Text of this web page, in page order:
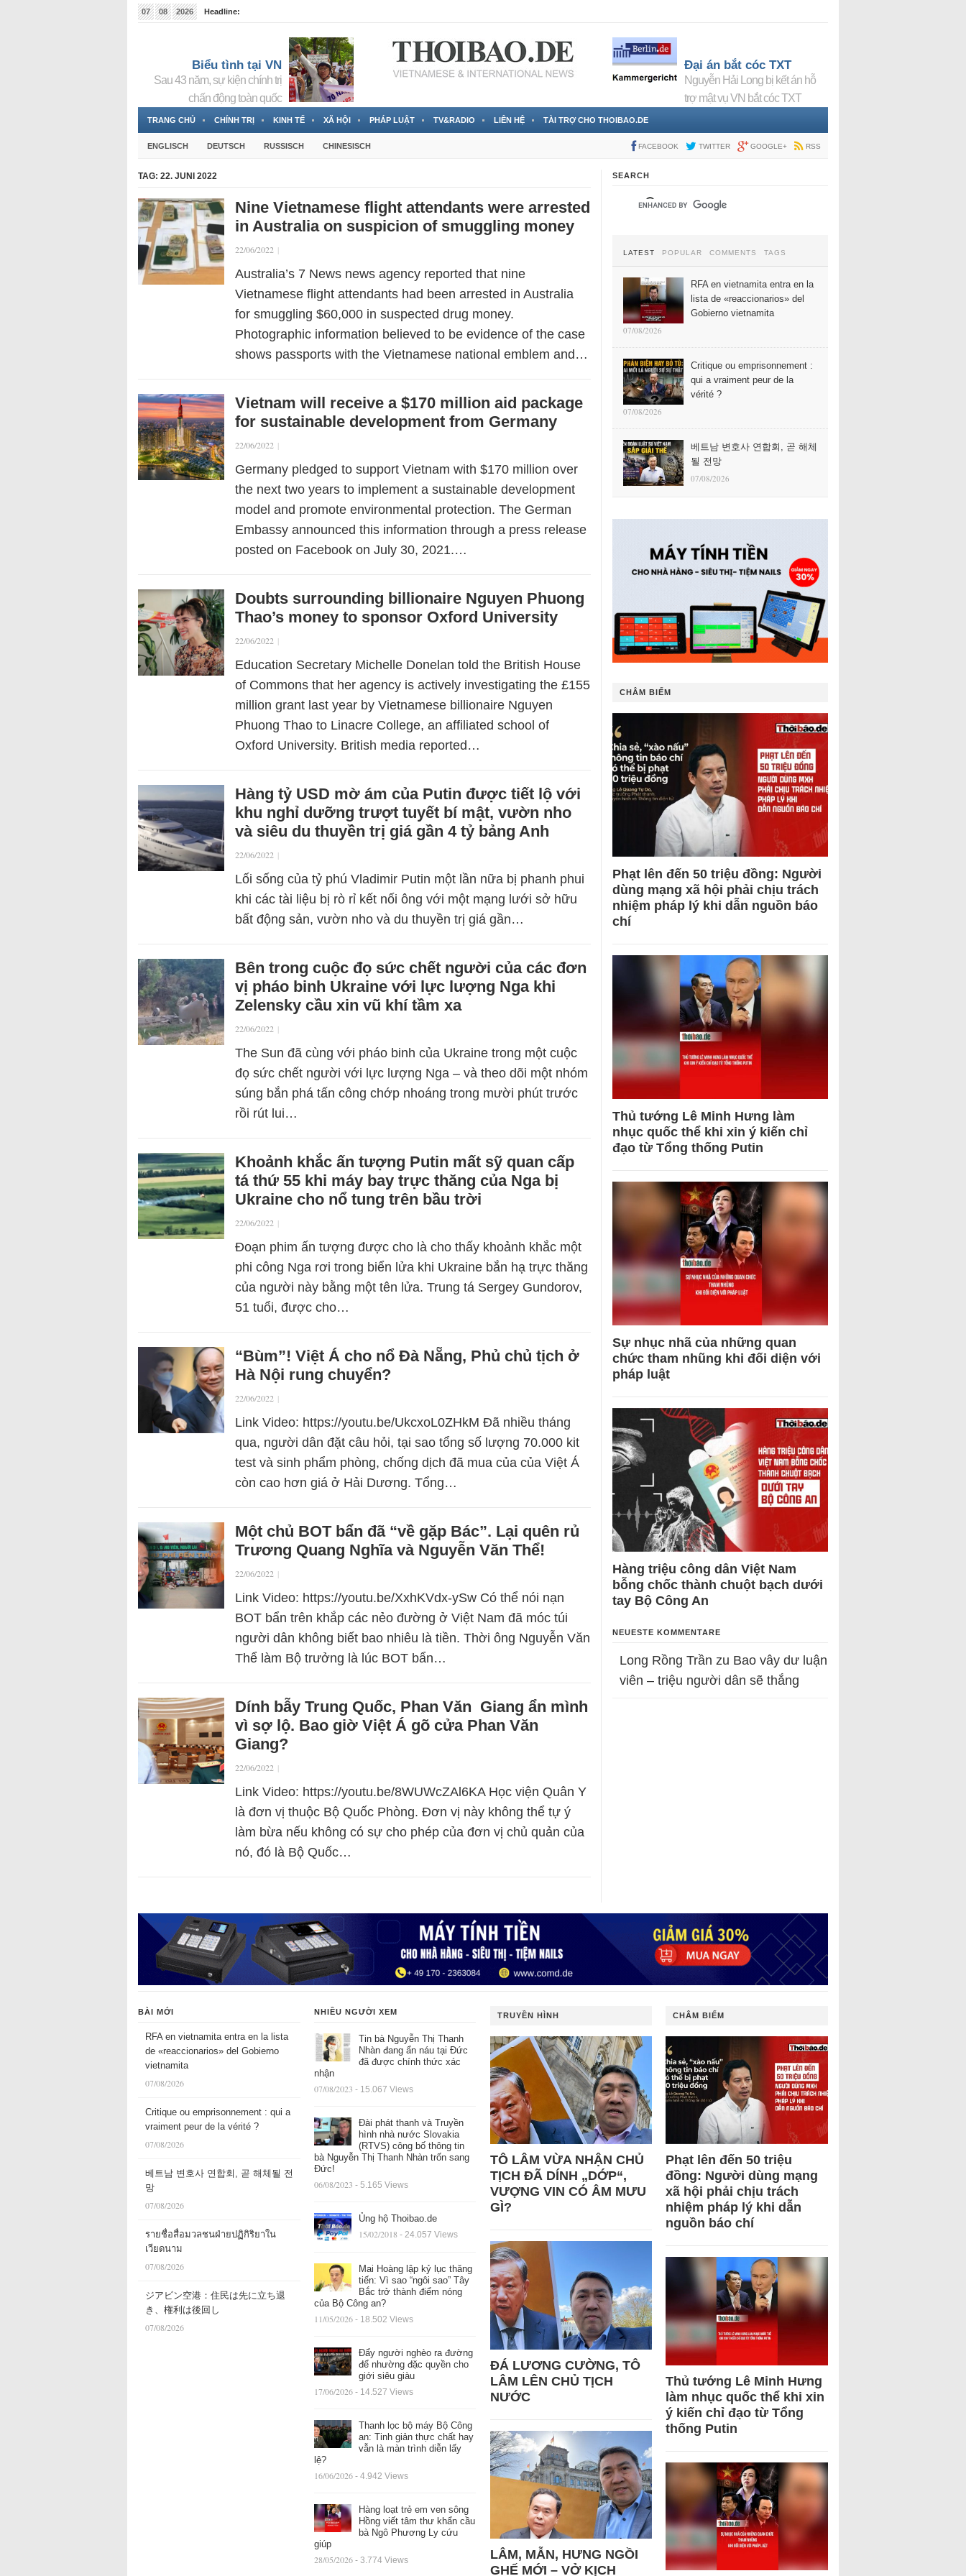
07 08 2026
Headline:
Biểu tình tại VN
Sau 43 năm, sự kiện chính trị
chấn động toàn quốc
Đại án bắt cóc TXT
Nguyễn Hải Long bị kết án hỗ
trợ mật vụ VN bắt cóc TXT
TRANG CHỦ CHÍNH TRỊ KINH TẾ XÃ HỘI PHÁP LUẬT TV&RADIO LIÊN HỆ TÀI TRỢ CHO THOIBAO.DE
ENGLISCH DEUTSCH RUSSISCH CHINESISCH FACEBOOK TWITTER GOOGLE+ RSS
TAG: 22. JUNI 2022
Nine Vietnamese flight attendants were arrested
in Australia on suspicion of smuggling money
22/06/2022 |
Australia’s 7 News news agency reported that nine
Vietnamese flight attendants had been arrested in Australia
for smuggling $60,000 in suspected drug money.
Photographic information believed to be evidence of the case
shows passports with the Vietnamese national emblem and…
Vietnam will receive a $170 million aid package
for sustainable development from Germany
22/06/2022 |
Germany pledged to support Vietnam with $170 million over
the next two years to implement a sustainable development
model and promote environmental protection. The German
Embassy announced this information through a press release
posted on Facebook on July 30, 2021.…
Doubts surrounding billionaire Nguyen Phuong
Thao’s money to sponsor Oxford University
22/06/2022 |
Education Secretary Michelle Donelan told the British House
of Commons that her agency is actively investigating the £155
million grant last year by Vietnamese billionaire Nguyen
Phuong Thao to Linacre College, an affiliated school of
Oxford University. British media reported…
Hàng tỷ USD mờ ám của Putin được tiết lộ với
khu nghỉ dưỡng trượt tuyết bí mật, vườn nho
và siêu du thuyền trị giá gần 4 tỷ bảng Anh
22/06/2022 |
Lối sống của tỷ phú Vladimir Putin một lần nữa bị phanh phui
khi các tài liệu bị rò rỉ kết nối ông với một mạng lưới sở hữu
bất động sản, vườn nho và du thuyền trị giá gần…
Bên trong cuộc đọ sức chết người của các đơn
vị pháo binh Ukraine với lực lượng Nga khi
Zelensky cầu xin vũ khí tầm xa
22/06/2022 |
The Sun đã cùng với pháo binh của Ukraine trong một cuộc
đọ sức chết người với lực lượng Nga – và theo dõi một nhóm
súng bắn phá tấn công chớp nhoáng trong mười phút trước
rồi rút lui…
Khoảnh khắc ấn tượng Putin mất sỹ quan cấp
tá thứ 55 khi máy bay trực thăng của Nga bị
Ukraine cho nổ tung trên bầu trời
22/06/2022 |
Đoạn phim ấn tượng được cho là cho thấy khoảnh khắc một
phi công Nga rơi trong biển lửa khi Ukraine bắn hạ trực thăng
của người này bằng một tên lửa. Trung tá Sergey Gundorov,
51 tuổi, được cho…
“Bùm”! Việt Á cho nổ Đà Nẵng, Phủ chủ tịch ở
Hà Nội rung chuyển?
22/06/2022 |
Link Video: https://youtu.be/UkcxoL0ZHkM Đã nhiều tháng
qua, người dân đặt câu hỏi, tại sao tổng số lượng 70.000 kit
test và sinh phẩm phòng, chống dịch đã mua của của Việt Á
còn cao hơn giá ở Hải Dương. Tổng…
Một chủ BOT bẩn đã “về gặp Bác”. Lại quên rủ
Trương Quang Nghĩa và Nguyễn Văn Thể!
22/06/2022 |
Link Video: https://youtu.be/XxhKVdx-ySw Có thể nói nạn
BOT bẩn trên khắp các nẻo đường ở Việt Nam đã móc túi
người dân không biết bao nhiêu là tiền. Thời ông Nguyễn Văn
Thể làm Bộ trưởng là lúc BOT bẩn…
Dính bẫy Trung Quốc, Phan Văn Giang ẩn mình
vì sợ lộ. Bao giờ Việt Á gõ cửa Phan Văn
Giang?
22/06/2022 |
Link Video: https://youtu.be/8WUWcZAl6KA Học viện Quân Y
là đơn vị thuộc Bộ Quốc Phòng. Đơn vị này không thể tự ý
làm bừa nếu không có sự cho phép của đơn vị chủ quản của
nó, đó là Bộ Quốc…
SEARCH
LATEST POPULAR COMMENTS TAGS
RFA en vietnamita entra en la
lista de «reaccionarios» del
Gobierno vietnamita
07/08/2026
Critique ou emprisonnement :
qui a vraiment peur de la
vérité ?
07/08/2026
베트남 변호사 연합회, 곧 해체
될 전망
07/08/2026
CHÂM BIẾM
Phạt lên đến 50 triệu đồng: Người
dùng mạng xã hội phải chịu trách
nhiệm pháp lý khi dẫn nguồn báo
chí
Thủ tướng Lê Minh Hưng làm
nhục quốc thể khi xin ý kiến chỉ
đạo từ Tổng thống Putin
Sự nhục nhã của những quan
chức tham nhũng khi đối diện với
pháp luật
Hàng triệu công dân Việt Nam
bỗng chốc thành chuột bạch dưới
tay Bộ Công An
NEUESTE KOMMENTARE
Long Rồng Trần zu Bao vây dư luận
viên – triệu người dân sẽ thắng
BÀI MỚI
RFA en vietnamita entra en la lista
de «reaccionarios» del Gobierno
vietnamita
07/08/2026
Critique ou emprisonnement : qui a
vraiment peur de la vérité ?
07/08/2026
베트남 변호사 연합회, 곧 해체될 전
망
07/08/2026
รายชื่อสื่อมวลชนฝ่ายปฏิกิริยาใน
เวียดนาม
07/08/2026
ジアビン空港：住民は先に立ち退
き、権利は後回し
07/08/2026
NHIỀU NGƯỜI XEM
Tin bà Nguyễn Thị Thanh
Nhàn đang ẩn náu tại Đức
đã được chính thức xác
nhận
07/08/2023 - 15.067 Views
Đài phát thanh và Truyền
hình nhà nước Slovakia
(RTVS) công bố thông tin
bà Nguyễn Thị Thanh Nhàn trốn sang
Đức!
06/08/2023 - 5.165 Views
Ủng hộ Thoibao.de
15/02/2018 - 24.057 Views
Mai Hoàng lập kỷ lục thăng
tiến: Vì sao “ngôi sao” Tây
Bắc trở thành điểm nóng
của Bộ Công an?
11/05/2026 - 18.502 Views
Đẩy người nghèo ra đường
để nhường đặc quyền cho
giới siêu giàu
17/06/2026 - 14.527 Views
Thanh lọc bộ máy Bộ Công
an: Tinh giản thực chất hay
vẫn là màn trình diễn lấy
lệ?
16/06/2026 - 4.942 Views
Hàng loạt trẻ em ven sông
Hồng viết tâm thư khẩn cầu
bà Ngô Phương Ly cứu
giúp
28/05/2026 - 3.774 Views
TRUYỀN HÌNH
TÔ LÂM VỪA NHẬN CHỦ
TỊCH ĐÃ DÍNH „DỚP“,
VƯỢNG VIN CÓ ÂM MƯU
GÌ?
ĐÁ LƯƠNG CƯỜNG, TÔ
LÂM LÊN CHỦ TỊCH
NƯỚC
LÂM, MẪN, HƯNG NGỒI
GHẾ MỚI – VỞ KỊCH
CHÂM BIẾM
Phạt lên đến 50 triệu
đồng: Người dùng mạng
xã hội phải chịu trách
nhiệm pháp lý khi dẫn
nguồn báo chí
Thủ tướng Lê Minh Hưng
làm nhục quốc thể khi xin
ý kiến chỉ đạo từ Tổng
thống Putin